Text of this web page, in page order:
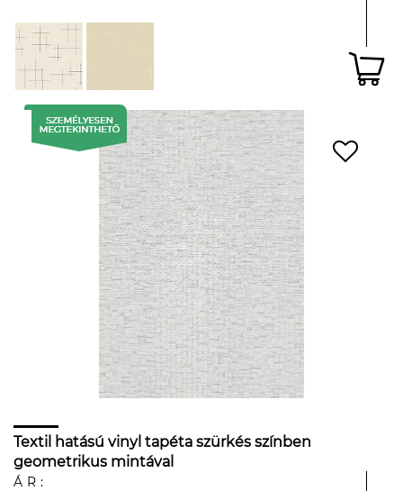
Textil hatású vinyl tapéta szürkés színben
geometrikus mintával
ÁR: